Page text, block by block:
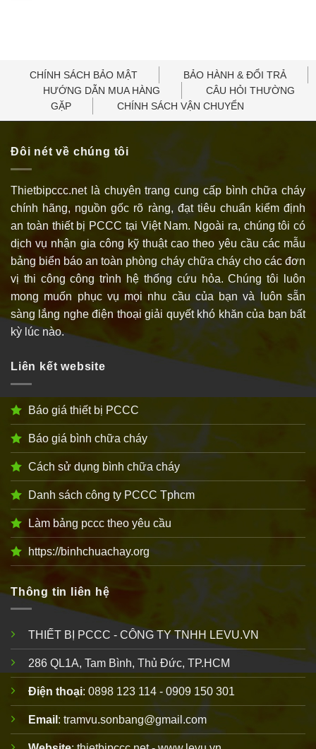
CHÍNH SÁCH BẢO MẬT
BẢO HÀNH & ĐỔI TRẢ
HƯỚNG DẪN MUA HÀNG
CÂU HỎI THƯỜNG
GẶP
CHÍNH SÁCH VẬN CHUYỂN
Đôi nét về chúng tôi
Thietbipccc.net là chuyên trang cung cấp bình chữa cháy
chính hãng, nguồn gốc rõ ràng, đạt tiêu chuẩn kiểm định
an toàn thiết bị PCCC tại Việt Nam. Ngoài ra, chúng tôi có
dịch vụ nhận gia công kỹ thuật cao theo yêu cầu các mẫu
bảng biển báo an toàn phòng cháy chữa cháy cho các đơn
vị thi công công trình hệ thống cứu hỏa. Chúng tôi luôn
mong muốn phục vụ mọi nhu cầu của bạn và luôn sẵn
sàng lắng nghe điện thoại giải quyết khó khăn của bạn bất
kỳ lúc nào.
Liên kết website
Báo giá thiết bị PCCC
Báo giá bình chữa cháy
Cách sử dụng bình chữa cháy
Danh sách công ty PCCC Tphcm
Làm bảng pccc theo yêu cầu
https://binhchuachay.org
Thông tin liên hệ
THIẾT BỊ PCCC - CÔNG TY TNHH LEVU.VN
286 QL1A, Tam Bình, Thủ Đức, TP.HCM
Điện thoại: 0898 123 114 - 0909 150 301
Email : tramvu.sonbang@gmail.com